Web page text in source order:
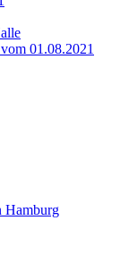
01.08.2021
Hamburg